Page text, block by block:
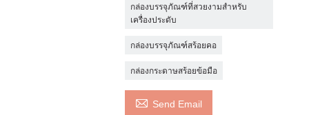
กล่องบรรจุภัณฑ์ที่สวยงามสำหรับ
เครื่องประดับ
กล่องบรรจุภัณฑ์สร้อยคอ
กล่องกระดาษสร้อยข้อมือ
 Send Email